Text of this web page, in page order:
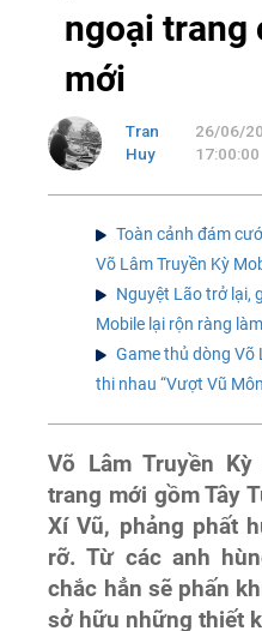
ngoại trang
mới
Tran
Huy
26/06/
17:00:00
Toàn cảnh đám
Võ Lâm Truyền Kỳ
Nguyệt Lão trở lại,
Mobile lại rộn ràng
Game thủ dòng Võ
thi nhau “Vượt Vũ
Võ Lâm Truyền
trang mới gồm Tây
Xí Vũ, phảng phất
rỡ. Từ các anh
chắc hẳn sẽ phấn
sở hữu những thiết